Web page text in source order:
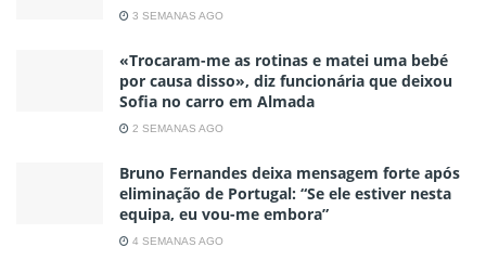
3 SEMANAS AGO
«Trocaram-me as rotinas e matei uma bebé
por causa disso», diz funcionária que deixou
Sofia no carro em Almada
2 SEMANAS AGO
Bruno Fernandes deixa mensagem forte após
eliminação de Portugal: “Se ele estiver nesta
equipa, eu vou-me embora”
4 SEMANAS AGO